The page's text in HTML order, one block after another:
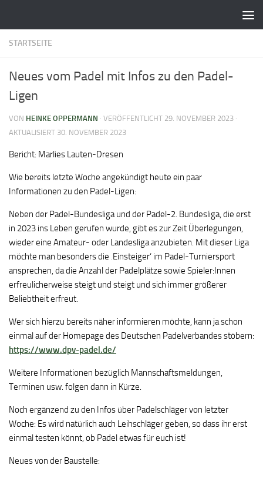
STARTSEITE
Neues vom Padel mit Infos zu den Padel-
Ligen
VON HEINKE OPPERMANN · VERÖFFENTLICHT 29. NOVEMBER 2023 ·
AKTUALISIERT 30. NOVEMBER 2023
Bericht: Marlies Lauten-Dresen
Wie bereits letzte Woche angekündigt heute ein paar
Informationen zu den Padel-Ligen:
Neben der Padel-Bundesliga und der Padel-2. Bundesliga, die erst
in 2023 ins Leben gerufen wurde, gibt es zur Zeit Überlegungen,
wieder eine Amateur- oder Landesliga anzubieten. Mit dieser Liga
möchte man besonders die ‚Einsteiger‘ im Padel-Turniersport
ansprechen, da die Anzahl der Padelplätze sowie Spieler:Innen
erfreulicherweise steigt und steigt und sich immer größerer
Beliebtheit erfreut.
Wer sich hierzu bereits näher informieren möchte, kann ja schon
einmal auf der Homepage des Deutschen Padelverbandes stöbern:
https://www.dpv-padel.de/
Weitere Informationen bezüglich Mannschaftsmeldungen,
Terminen usw. folgen dann in Kürze.
Noch ergänzend zu den Infos über Padelschläger von letzter
Woche: Es wird natürlich auch Leihschläger geben, so dass ihr erst
einmal testen könnt, ob Padel etwas für euch ist!
Neues von der Baustelle: